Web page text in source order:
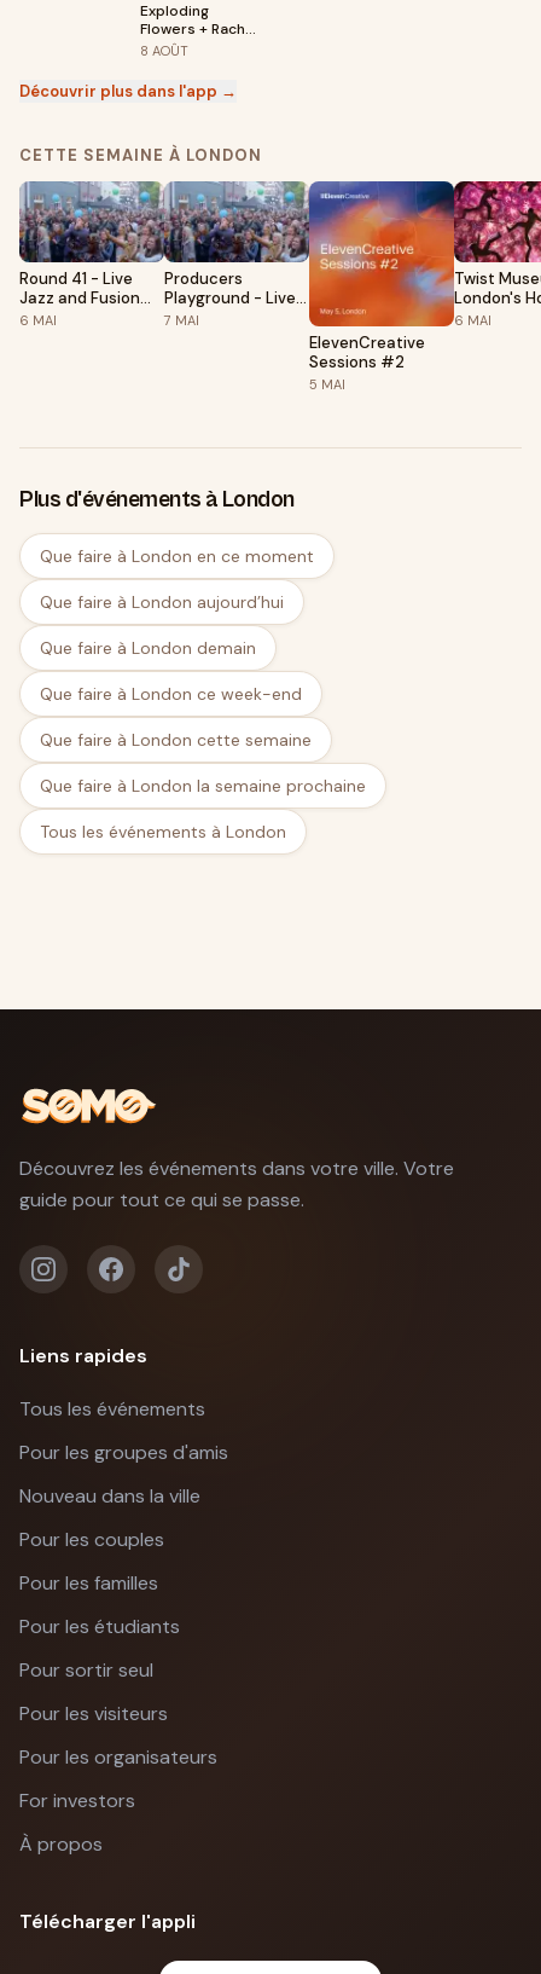
Exploding
Flowers + Rachel
Love + Jowe
Trinity
8 AOÛT
Découvrir plus dans l'app →
CETTE SEMAINE À LONDON
Round 41 - Live
Jazz and Fusion
Night
6 MAI
Producers
Playground - Live
Nu-Soul, Hip Hop &
7 MAI
ElevenCreative
Sessions #2
5 MAI
Twist
London's
Illusions
6 MAI
Plus d'événements à London
Que faire à London en ce moment
Que faire à London aujourd’hui
Que faire à London demain
Que faire à London ce week-end
Que faire à London cette semaine
Que faire à London la semaine prochaine
Tous les événements à London
Découvrez les événements dans votre ville. Votre
guide pour tout ce qui se passe.
Liens rapides
Tous les événements
Pour les groupes d'amis
Nouveau dans la ville
Pour les couples
Pour les familles
Pour les étudiants
Pour sortir seul
Pour les visiteurs
Pour les organisateurs
For investors
À propos
Télécharger l'appli